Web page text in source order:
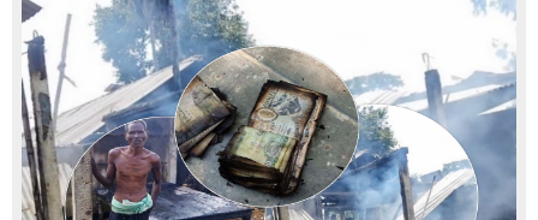
राजनीति
प्रमुख
समाचार
राष्ट्रिय
अन्तराष्ट्रिय